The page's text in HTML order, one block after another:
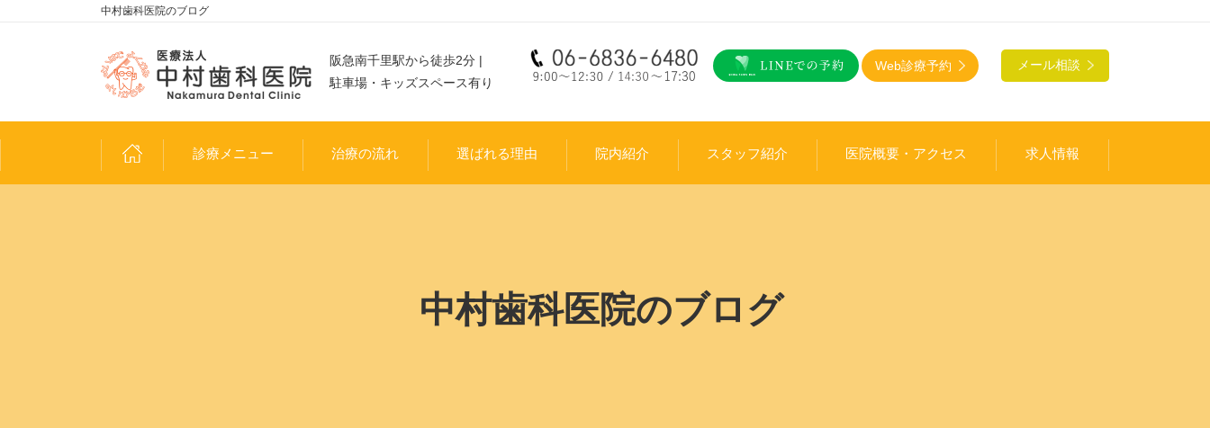
中村歯科医院のブログ
阪急南千里駅から徒歩2分 |
駐車場・キッズスペース有り
Web診療予約 メール相談
診療メニュー 治療の流れ 選ばれる理由 院内紹介 スタッフ紹介 医院概要・アクセス 求人情報
中村歯科医院のブログ